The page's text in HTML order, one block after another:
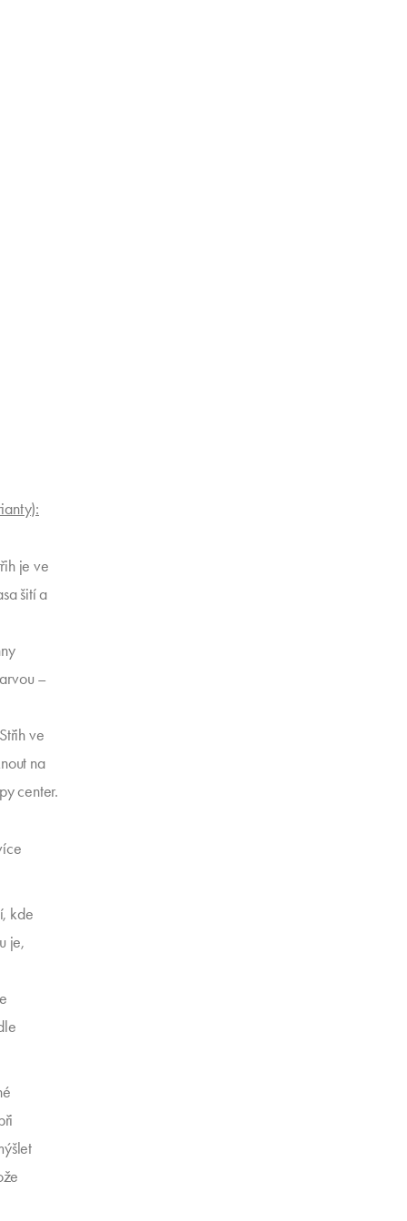
je ve
šití a
–
ve
na
center.
kde
je,